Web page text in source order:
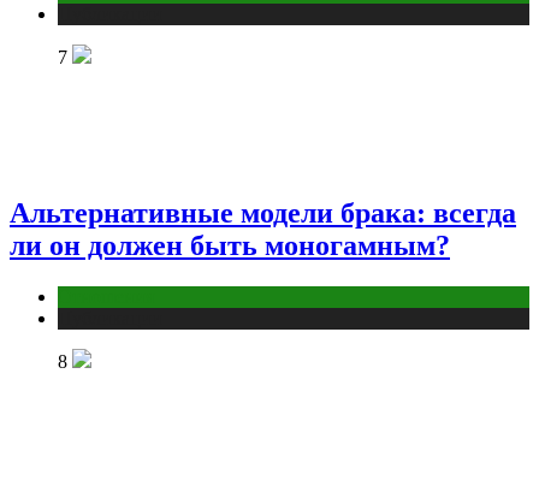
7
Альтернативные модели брака: всегда
ли он должен быть моногамным?
8